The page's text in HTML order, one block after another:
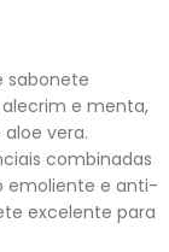
sabonete
e menta,
vera.
combinadas
emoliente e anti-
excelente para